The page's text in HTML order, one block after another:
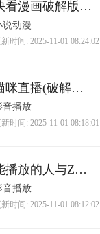
快看漫画破解版免费阅读2025最新版
说动漫
时间: 2025-11-01 08:24:02
猫咪直播(破解版)软件下载
音播放
时间: 2025-11-01 08:18:01
能播放的人与Zoom下载官网版
音播放
时间: 2025-11-01 08:12:02